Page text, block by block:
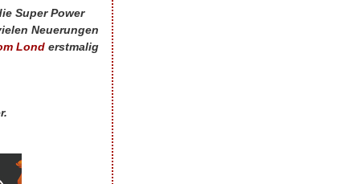
Super Power
Neuerungen
Londerstmalig